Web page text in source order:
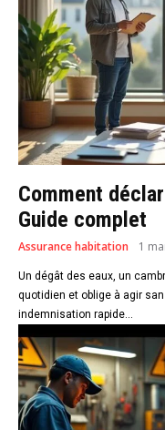
Comment
Guide complet
Assurance habitation 1
Un dégât des eaux, un
quotidien et oblige à agir
indemnisation rapide...